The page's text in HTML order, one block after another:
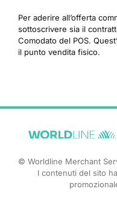
Per aderire all’offerta
sottoscrivere sia il
Comodato del POS.
il punto vendita fisico.
© Worldline Merchant
I contenuti del sito